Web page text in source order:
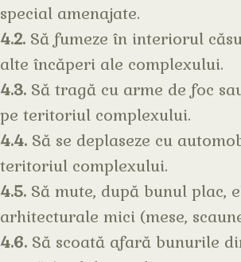
special amenajate.
4.2. Să fumeze în interiorul
alte încăperi ale complexului.
4.3. Să tragă cu arme de foc
pe teritoriul complexului.
4.4. Să se deplaseze cu
teritoriul complexului.
4.5. Să mute, după bunul plac,
arhitecturale mici (mese,
4.6. Să scoată afară bunurile